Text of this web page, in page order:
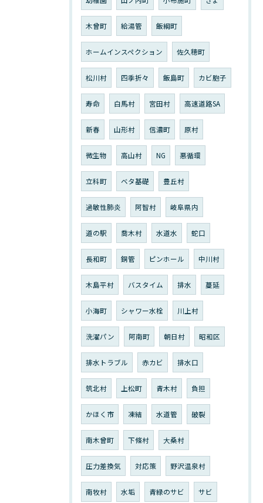
木曾町 給湯管 飯綱町
ホームインスペクション 佐久穂町
松川村 四季折々 飯島町 カビ胞子
寿命 白馬村 宮田村 高速道路SA
新春 山形村 信濃町 原村
微生物 高山村 NG 悪循環
立科町 ベタ基礎 豊丘村
過敏性肺炎 阿智村 岐阜県内
道の駅 喬木村 水道水 蛇口
長和町 銅管 ピンホール 中川村
木島平村 バスタイム 排水 蔓延
小海町 シャワー水栓 川上村
洗濯パン 阿南町 朝日村 昭和区
排水トラブル 赤カビ 排水口
筑北村 上松町 青木村 負担
かほく市 凍結 水道管 破裂
南木曾町 下條村 大桑村
圧力差換気 対応策 野沢温泉村
南牧村 水垢 青緑のサビ サビ